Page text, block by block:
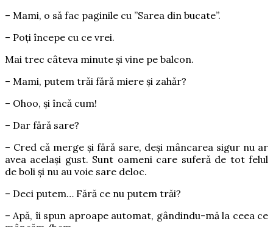
– Mami, o să fac paginile cu ”Sarea din bucate”.
– Poți începe cu ce vrei.
Mai trec câteva minute și vine pe balcon.
– Mami, putem trăi fără miere și zahăr?
– Ohoo, și încă cum!
– Dar fără sare?
– Cred că merge și fără sare, deși mâncarea sigur nu ar
avea același gust. Sunt oameni care suferă de tot felul
de boli și nu au voie sare deloc.
– Deci putem… Fără ce nu putem trăi?
– Apă, îi spun aproape automat, gândindu-mă la ceea ce